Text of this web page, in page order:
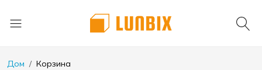
Дом Корзина